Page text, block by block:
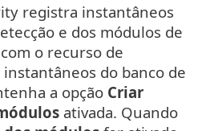
registra instantâneos
e dos módulos de
o recurso de
do banco de
a opção Criar
ativada. Quando